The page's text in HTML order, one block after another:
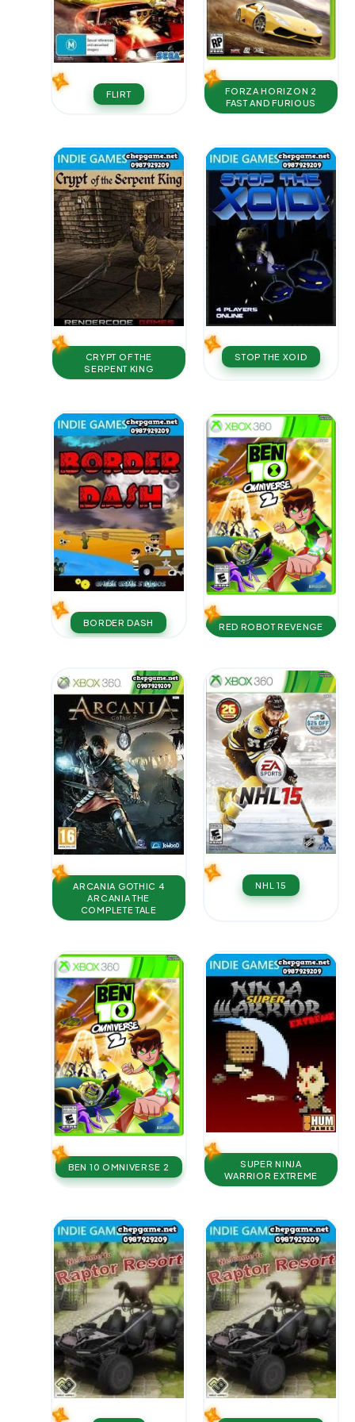
FLIRT
FORZA HORIZON 2
FAST AND FURIOUS​
CRYPT OF THE
SERPENT KING
STOP THE XOID
BORDER DASH RED ROBOT REVENGE
ARCANIA GOTHIC 4
ARCANIA THE
COMPLETE TALE
NHL 15
BEN 10 OMNIVERSE 2
SUPER NINJA
WARRIOR EXTREME